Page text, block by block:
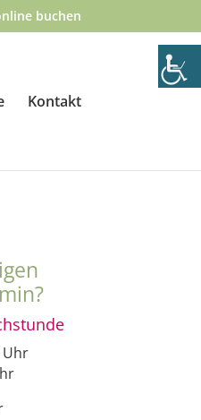
buchen
Kontakt
Uhr